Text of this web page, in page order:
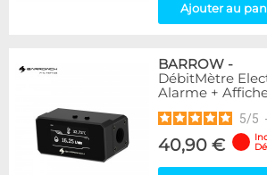
Ajouter au
BARROW -
DébitMètre
Alarme +
5/5 -
40,90 €